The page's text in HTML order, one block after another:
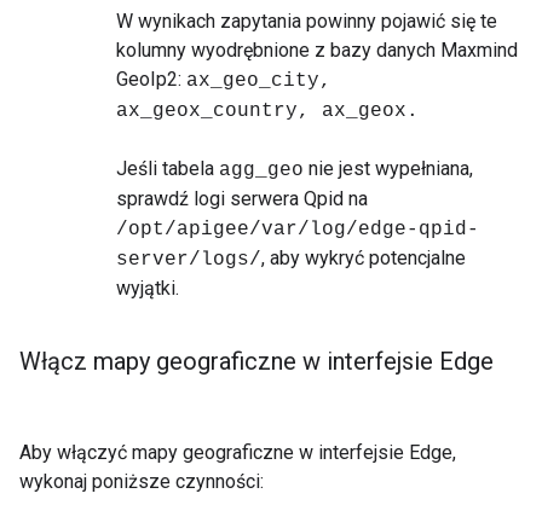
W wynikach zapytania powinny pojawić się te
kolumny wyodrębnione z bazy danych Maxmind
GeoIp2: ax_geo_city,
ax_geox_country, ax_geox.
Jeśli tabela agg_geo nie jest wypełniana,
sprawdź logi serwera Qpid na
/opt/apigee/var/log/edge-qpid-
server/logs/, aby wykryć potencjalne
wyjątki.
Włącz mapy geograficzne w interfejsie Edge
Aby włączyć mapy geograficzne w interfejsie Edge,
wykonaj poniższe czynności: